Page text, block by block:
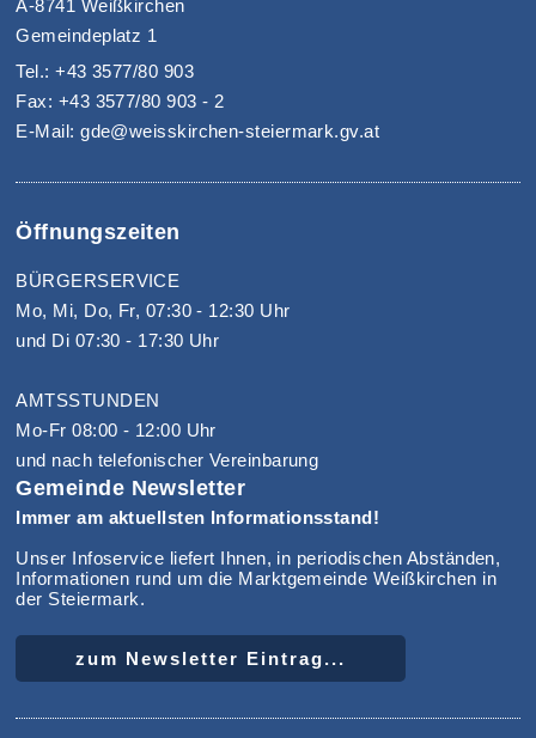
A-8741 Weißkirchen
Gemeindeplatz 1
Tel.: +43 3577/80 903
Fax: +43 3577/80 903 - 2
E-Mail: gde@weisskirchen-steiermark.gv.at
Öffnungszeiten
BÜRGERSERVICE
Mo, Mi, Do, Fr, 07:30 - 12:30 Uhr
und Di 07:30 - 17:30 Uhr
AMTSSTUNDEN
Mo-Fr 08:00 - 12:00 Uhr
und nach telefonischer Vereinbarung
Gemeinde Newsletter
Immer am aktuellsten Informationsstand!
Unser Infoservice liefert Ihnen, in periodischen Abständen,
Informationen rund um die Marktgemeinde Weißkirchen in
der Steiermark.
zum Newsletter Eintrag...